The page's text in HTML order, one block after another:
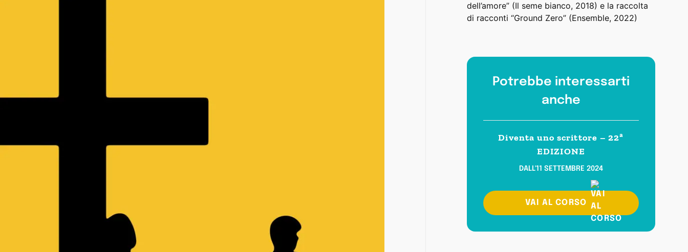
dell’amore” (Il seme bianco, 2018) e la raccolta
di racconti “Ground Zero” (Ensemble, 2022)
Potrebbe interessarti
anche
Diventa uno scrittore – 22ª
EDIZIONE
DALL'11 SETTEMBRE 2024
VAI AL CORSO